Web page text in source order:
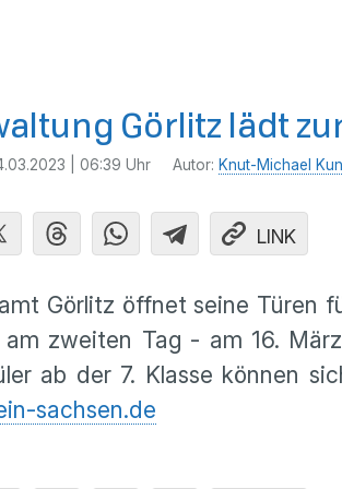
Görlitz lädt
| 06:39 Uhr Autor: Knut-Michael
LINK
Görlitz öffnet seine Türen
am zweiten Tag - am 16.
ab der 7. Klasse können
sachsen.de